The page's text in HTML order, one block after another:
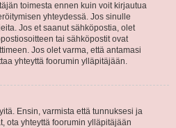
toimesta ennen kuin voit kirjautua
yhteydessä. Jos sinulle
Jos et saanut sähköpostia, olet
tai sähköpostit ovat
Jos olet varma, että antamasi
yhteyttä foorumin ylläpitäjään.
Ensin, varmista että tunnuksesi ja
ota yhteyttä foorumin ylläpitäjään